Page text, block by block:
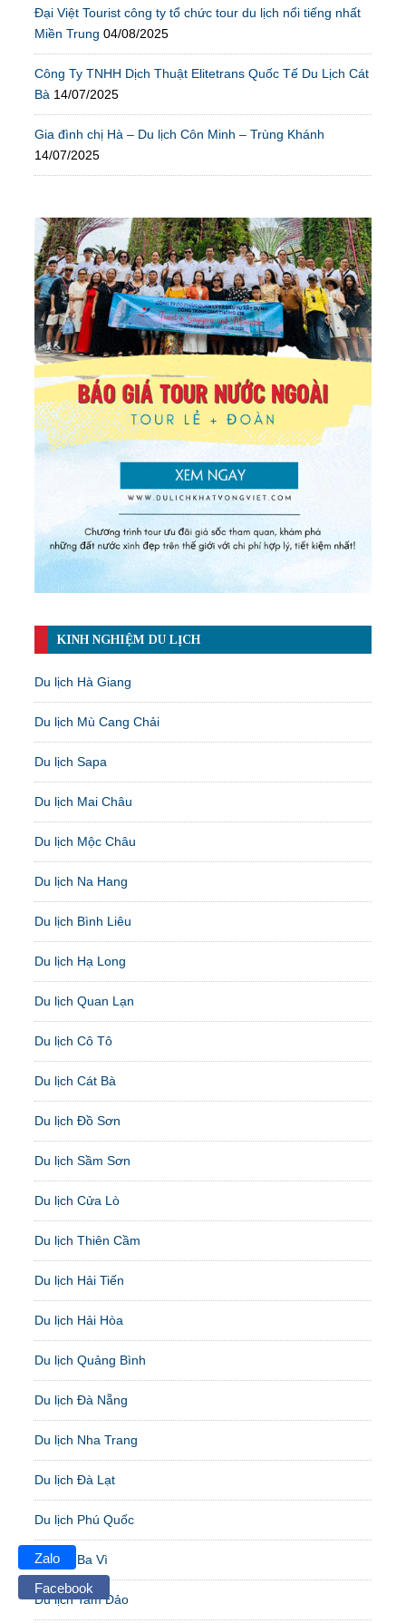
Đại Việt Tourist công ty tổ chức tour du lịch nổi tiếng nhất
Miền Trung 04/08/2025
Công Ty TNHH Dịch Thuật Elitetrans Quốc Tế Du Lịch Cát
Bà 14/07/2025
Gia đình chị Hà – Du lịch Côn Minh – Trùng Khánh
14/07/2025
KINH NGHIỆM DU LỊCH
Du lịch Hà Giang
Du lịch Mù Cang Chải
Du lịch Sapa
Du lịch Mai Châu
Du lịch Mộc Châu
Du lịch Na Hang
Du lịch Bình Liêu
Du lịch Hạ Long
Du lịch Quan Lạn
Du lịch Cô Tô
Du lịch Cát Bà
Du lịch Đồ Sơn
Du lịch Sầm Sơn
Du lịch Cửa Lò
Du lịch Thiên Cầm
Du lịch Hải Tiến
Du lịch Hải Hòa
Du lịch Quảng Bình
Du lịch Đà Nẵng
Du lịch Nha Trang
Du lịch Đà Lạt
Du lịch Phú Quốc
Du lịch Ba Vì
Du lịch Tam Đảo
Zalo
Facebook